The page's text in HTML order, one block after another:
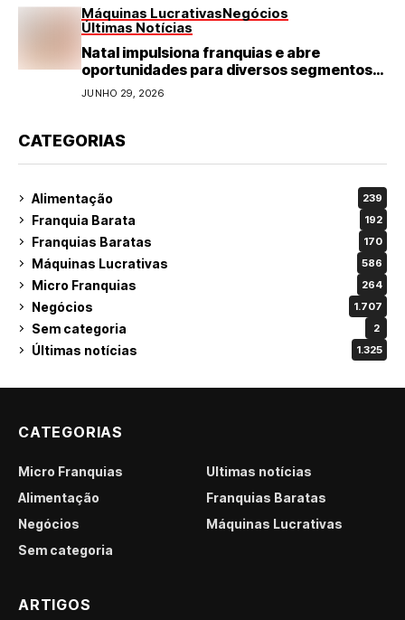
Máquinas LucrativasNegócios
Últimas Notícias
Natal impulsiona franquias e abre
oportunidades para diversos segmentos
do varejo
JUNHO 29, 2026
CATEGORIAS
Alimentação 239
Franquia Barata 192
Franquias Baratas 170
Máquinas Lucrativas 586
Micro Franquias 264
Negócios 1.707
Sem categoria 2
Últimas notícias 1.325
CATEGORIAS
Micro Franquias
Últimas notícias
Alimentação
Franquias Baratas
Negócios
Máquinas Lucrativas
Sem categoria
ARTIGOS